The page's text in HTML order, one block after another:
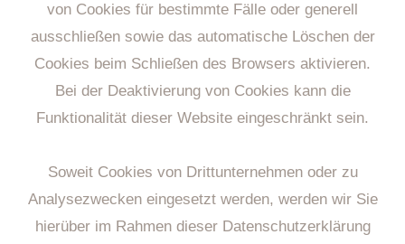
von Cookies für bestimmte Fälle oder generell
ausschließen sowie das automatische Löschen der
Cookies beim Schließen des Browsers aktivieren.
Bei der Deaktivierung von Cookies kann die
Funktionalität dieser Website eingeschränkt sein.
Soweit Cookies von Drittunternehmen oder zu
Analysezwecken eingesetzt werden, werden wir Sie
hierüber im Rahmen dieser Datenschutzerklärung